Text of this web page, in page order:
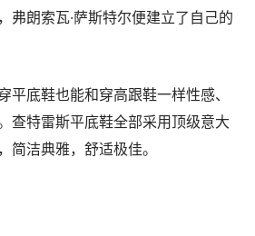
弗朗索瓦·萨斯特尔便建立了自己的
平底鞋也能和穿高跟鞋一样性感、
查特雷斯平底鞋全部采用顶级意大
简洁典雅，舒适极佳。